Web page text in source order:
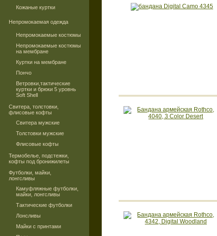
Кожаные куртки
Непромокаемая одежда
Непромокаемые костюмы
Непромокаемые костюмы
на мембране
Куртки на мембране
Пончо
Ветровки,тактические
куртки и брюки 5 уровнь
Soft Shell
Свитера, толстовки,
флисовые кофты
Свитера мужские
Толстовки мужские
Флисовые кофты
Термобелье, подстежки,
кофты под бронижилеты
Футболки, майки,
лонгсливы
Камуфляжные футболки,
майки, лонгсливы
Тактические футболки
Лонсливы
Майки с принтами